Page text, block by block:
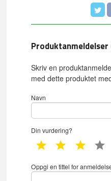
Produktanmeldelser
Skriv en
med dette produktet
Navn
Din vurdering?
1 star 2 star 3 star
Oppgi en tittel for